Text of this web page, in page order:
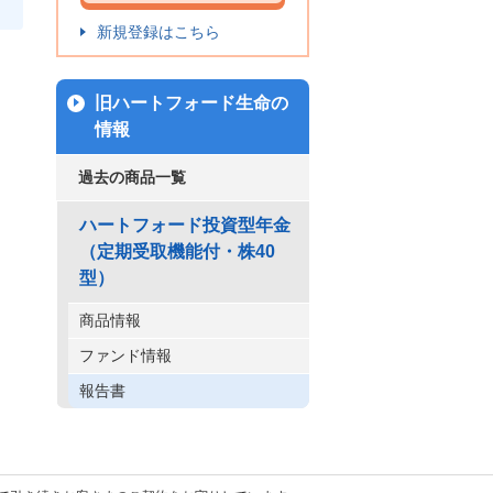
新規登録はこちら
旧ハートフォード生命の
情報
過去の商品一覧
ハートフォード投資型年金
（定期受取機能付・株40
型）
商品情報
ファンド情報
報告書